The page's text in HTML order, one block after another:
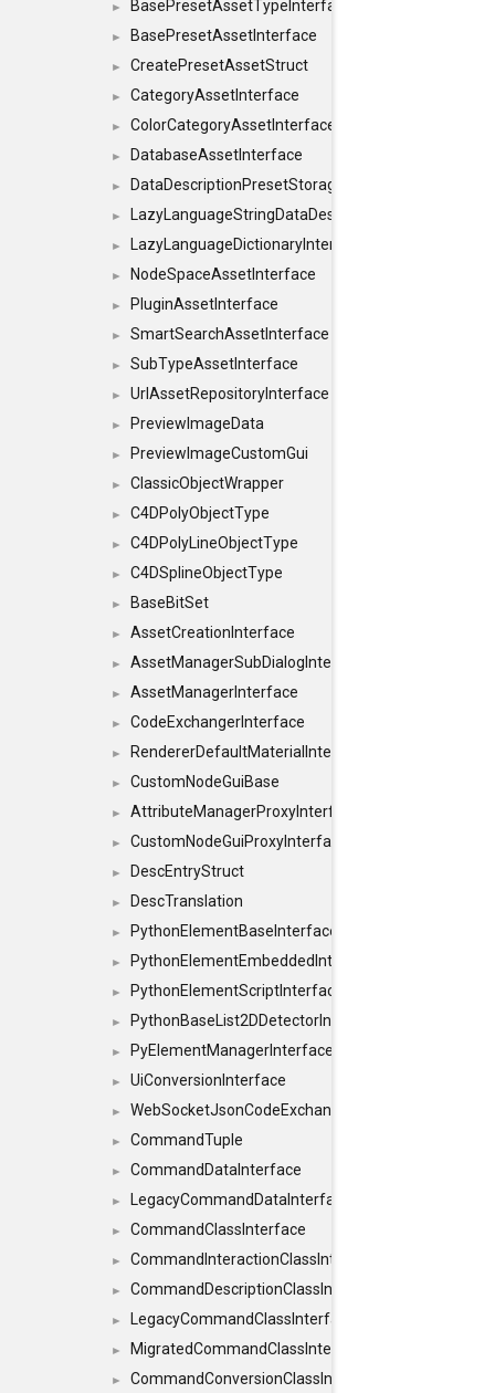
► BasePresetAssetTypeInterface
► BasePresetAssetInterface
► CreatePresetAssetStruct
► CategoryAssetInterface
► ColorCategoryAssetInterface
► DatabaseAssetInterface
► DataDescriptionPresetStorageInterface
►
► LazyLanguageDictionaryInterface
► NodeSpaceAssetInterface
► PluginAssetInterface
► SmartSearchAssetInterface
► SubTypeAssetInterface
► UrlAssetRepositoryInterface
► PreviewImageData
► PreviewImageCustomGui
► ClassicObjectWrapper
► C4DPolyObjectType
► C4DPolyLineObjectType
► C4DSplineObjectType
► BaseBitSet
► AssetCreationInterface
► AssetManagerSubDialogInterface
► AssetManagerInterface
► CodeExchangerInterface
► RendererDefaultMaterialInterface
► CustomNodeGuiBase
► AttributeManagerProxyInterface
► CustomNodeGuiProxyInterface
► DescEntryStruct
► DescTranslation
► PythonElementBaseInterface
► PythonElementEmbeddedInterface
► PythonElementScriptInterface
► PythonBaseList2DDetectorInterface
► PyElementManagerInterface
► UiConversionInterface
► WebSocketJsonCodeExchangerInterface
► CommandTuple
► CommandDataInterface
► LegacyCommandDataInterface
► CommandClassInterface
► CommandInteractionClassInterface
► CommandDescriptionClassInterface
► LegacyCommandClassInterface
► MigratedCommandClassInterface
► CommandConversionClassInterface